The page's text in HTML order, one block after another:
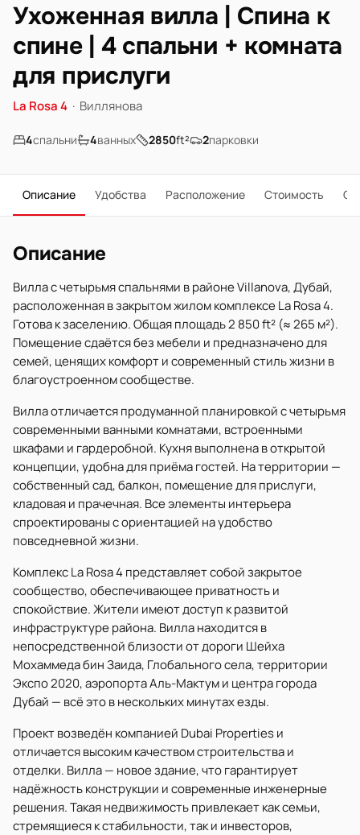
Ухоженная вилла | Спина к
спине | 4 спальни + комната
для прислуги
La Rosa 4 · Виллянова
4спальни 4ванных 2850ft² 2парковки
Описание Удобства Расположение Стоимость О
Описание
Вилла с четырьмя спальнями в районе Villanova, Дубай,
расположенная в закрытом жилом комплексе La Rosa 4.
Готова к заселению. Общая площадь 2 850 ft² (≈ 265 м²).
Помещение сдаётся без мебели и предназначено для
семей, ценящих комфорт и современный стиль жизни в
благоустроенном сообществе.
Вилла отличается продуманной планировкой с четырьмя
современными ванными комнатами, встроенными
шкафами и гардеробной. Кухня выполнена в открытой
концепции, удобна для приёма гостей. На территории —
собственный сад, балкон, помещение для прислуги,
кладовая и прачечная. Все элементы интерьера
спроектированы с ориентацией на удобство
повседневной жизни.
Комплекс La Rosa 4 представляет собой закрытое
сообщество, обеспечивающее приватность и
спокойствие. Жители имеют доступ к развитой
инфраструктуре района. Вилла находится в
непосредственной близости от дороги Шейха
Мохаммеда бин Заида, Глобального села, территории
Экспо 2020, аэропорта Аль-Мактум и центра города
Дубай — всё это в нескольких минутах езды.
Проект возведён компанией Dubai Properties и
отличается высоким качеством строительства и
отделки. Вилла — новое здание, что гарантирует
надёжность конструкции и современные инженерные
решения. Такая недвижимость привлекает как семьи,
стремящиеся к стабильности, так и инвесторов,